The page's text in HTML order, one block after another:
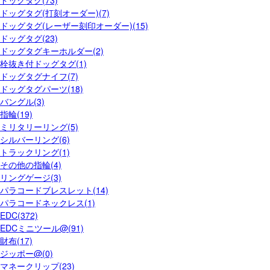
ドッグタグ(打刻オーダー)(7)
ドッグタグ(レーザー刻印オーダー)(15)
ドッグタグ(23)
ドッグタグキーホルダー(2)
栓抜き付ドッグタグ(1)
ドッグタグナイフ(7)
ドッグタグパーツ(18)
バングル(3)
指輪(19)
ミリタリーリング(5)
シルバーリング(6)
トラックリング(1)
その他の指輪(4)
リングゲージ(3)
パラコードブレスレット(14)
パラコードネックレス(1)
EDC(372)
EDCミニツール@(91)
財布(17)
ジッポー@(0)
マネークリップ(23)